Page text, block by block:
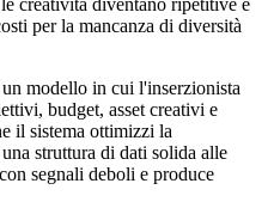
creatività diventano ripetitive e
per la mancanza di diversità
modello in cui l'inserzionista
budget, asset creativi e
il sistema ottimizzi la
struttura di dati solida alle
segnali deboli e produce